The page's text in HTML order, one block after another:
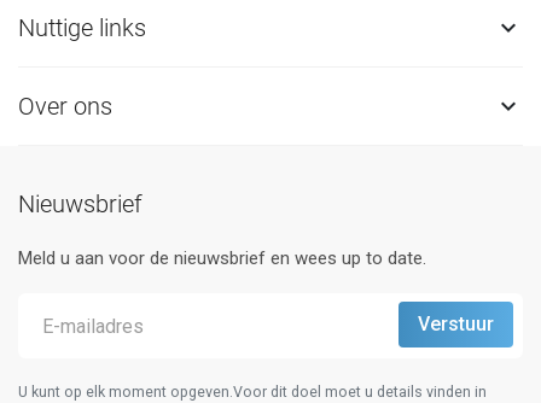
Nuttige links 
Over ons 
Nieuwsbrief
Meld u aan voor de nieuwsbrief en wees up to date.
U kunt op elk moment opgeven.Voor dit doel moet u details vinden in